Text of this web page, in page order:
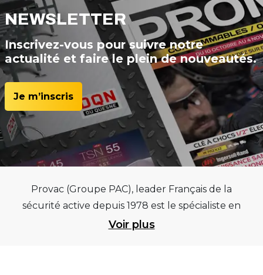
NEWSLETTER
Inscrivez-vous pour suivre notre
actualité et faire le plein de nouveautés.
Je m’inscris
Provac (Groupe PAC), leader Français de la
sécurité active depuis 1978 est le spécialiste en
équipements pour garages et centres
Voir plus